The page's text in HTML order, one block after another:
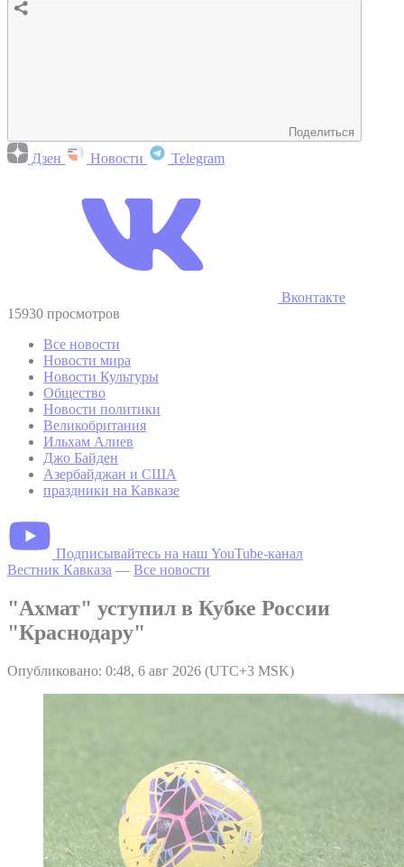
Поделиться
Дзен Новости Telegram
Вконтакте
15930 просмотров
Все новости
Новости мира
Новости Культуры
Общество
Новости политики
Великобритания
Ильхам Алиев
Джо Байден
Азербайджан и США
праздники на Кавказе
Подписывайтесь на наш YouTube-канал
Вестник Кавказа — Все новости
"Ахмат" уступил в Кубке России
"Краснодару"
Опубликовано: 0:48, 6 авг 2026 (UTC+3 MSK)